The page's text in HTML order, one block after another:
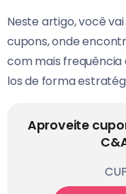
Neste artigo, você
cupons, onde
com mais
los de forma
Aproveite